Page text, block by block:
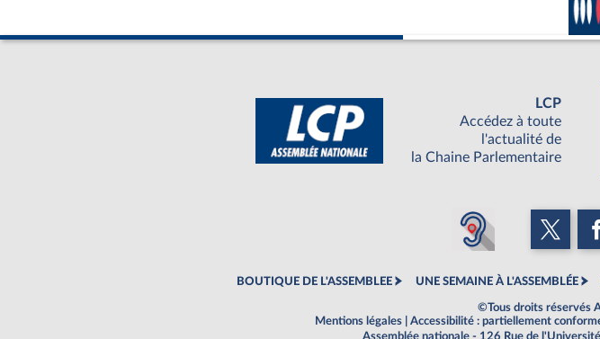
LCP
Accédez à toute
l'actualité de
la Chaine Parlementaire
BOUTIQUE DE L'ASSEMBLEE UNE SEMAINE À L'ASSEMBLÉE
©Tous droits réservés
Mentions légales
Accessibilité : partiellement
Assemblée nationale - 126 Rue de